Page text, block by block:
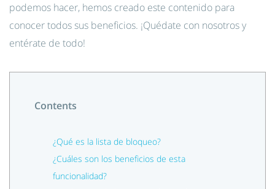
podemos hacer, hemos creado este contenido para
conocer todos sus beneficios. ¡Quédate con nosotros y
entérate de todo!
Contents
¿Qué es la lista de bloqueo?
¿Cuáles son los beneficios de esta
funcionalidad?